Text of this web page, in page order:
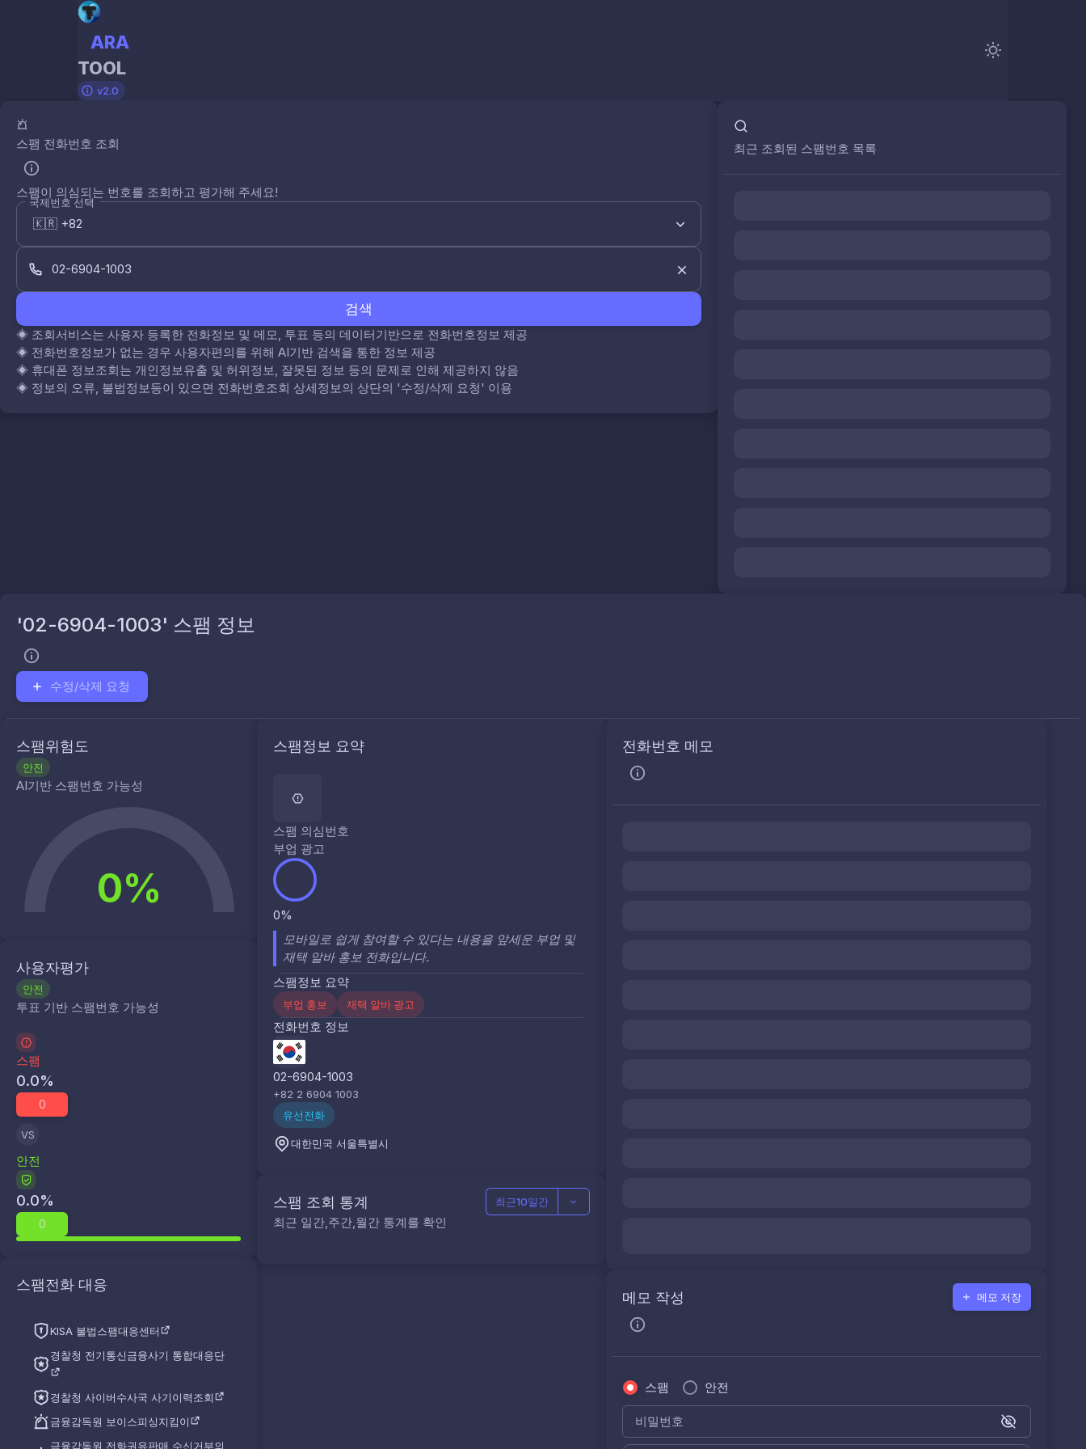
ARA
TOOL
v2.0
스팸 전화번호 조회
스팸이 의심되는 번호를 조회하고 평가해 주세요!
국제번호 선택
검색
◈ 조회서비스는 사용자 등록한 전화정보 및 메모, 투표 등의 데이터기반으로 전화번호정보 제공
◈ 전화번호정보가 없는 경우 사용자편의를 위해 AI기반 검색을 통한 정보 제공
◈ 휴대폰 정보조회는 개인정보유출 및 허위정보, 잘못된 정보 등의 문제로 인해 제공하지 않음
◈ 정보의 오류, 불법정보등이 있으면 전화번호조회 상세정보의 상단의 '수정/삭제 요청' 이용
최근 조회된 스팸번호 목록
'02-6904-1003' 스팸 정보
수정/삭제 요청
스팸위험도
안전
AI기반 스팸번호 가능성
0%
사용자평가
안전
투표 기반 스팸번호 가능성
스팸
0.0%
0
VS
안전
0.0%
0
스팸전화 대응
KISA 불법스팸대응센터
경찰청 전기통신금융사기 통합대응단
경찰청 사이버수사국 사기이력조회
금융감독원 보이스피싱지킴이
금융감독원 전화권유판매 수신거부의
스팸정보 요약
스팸 의심번호
부업 광고
0%
모바일로 쉽게 참여할 수 있다는 내용을 앞세운 부업 및
재택 알바 홍보 전화입니다.
스팸정보 요약
부업 홍보 재택 알바 광고
전화번호 정보
02-6904-1003
+82 2 6904 1003
유선전화
대한민국 서울특별시
스팸 조회 통계
최근 일간,주간,월간 통계를 확인
최근10일간
전화번호 메모
메모 작성 메모 저장
스팸 안전
비밀번호